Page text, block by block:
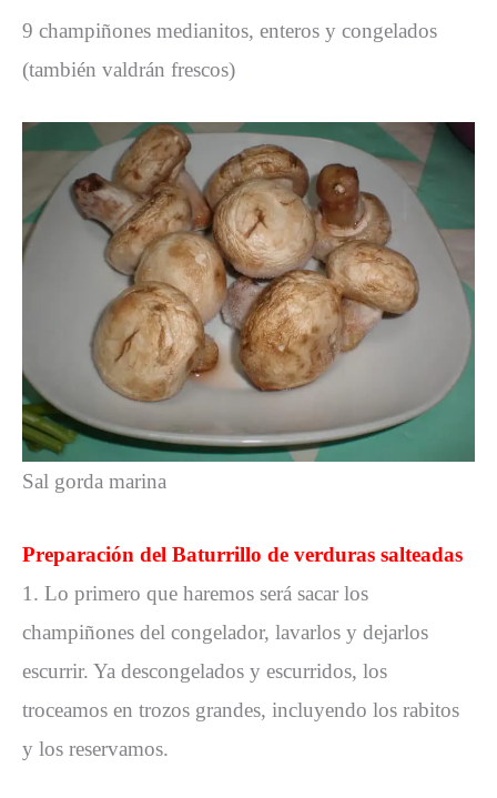
9 champiñones medianitos, enteros y congelados
(también valdrán frescos)
Sal gorda marina
Preparación del Baturrillo de verduras salteadas
1. Lo primero que haremos será sacar los
champiñones del congelador, lavarlos y dejarlos
escurrir. Ya descongelados y escurridos, los
troceamos en trozos grandes, incluyendo los rabitos
y los reservamos.